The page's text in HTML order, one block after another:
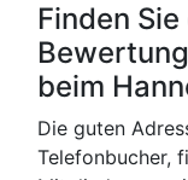
Finden
beim
Die guten
Telefonbucher,